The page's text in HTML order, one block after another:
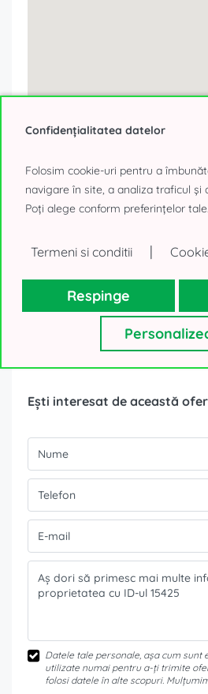
Formular contact
Ești interesat de această
Datele tale personale, așa cum sunt
utilizate numai pentru a-ți trimite
folosi datele în alte scopuri.
Confidențialitatea datelor
Folosim cookie-uri pentru a
navigare în site, a analiza traficul și
Poți alege conform preferințelor tale.
Termeni si conditii |
Respinge